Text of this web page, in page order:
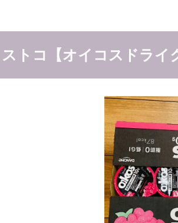
ストコ【オイコスドライ